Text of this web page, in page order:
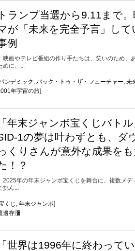
ランプ当選から9.11まで。
が「未来を完全予言」し
例
画やテレビ番組の作り手たちは、笑いのため、
めに、...
ンデミック , バック・トゥ・ザ・フューチャー, 未
年宇宙の旅]
年末ジャンボ宝くじバト
1の夢は叶わずとも、ダ
くりさんが意外な成果をも
！？
年の年末ジャンボ宝くじを舞台に、複数メデ
挑ん...
くじ , 年末ジャンボ]
邊存瀰
世界は1996年に終わって